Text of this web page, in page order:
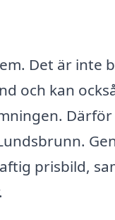
Det är inte
och kan
prisbild,